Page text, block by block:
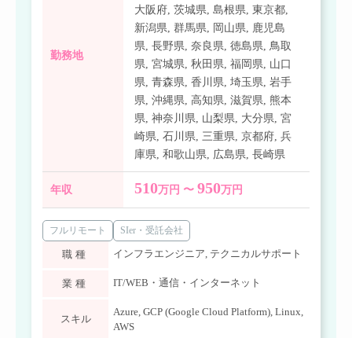
勤務地
大阪府,茨城県,島根県,東京都,
新潟県,群馬県, 岡山県, 鹿児島
県,長野県,奈良県,徳島県,鳥取
県,宮城県,秋田県,福岡県, 山口
県,青森県,香川県,埼玉県,岩手
県,沖縄県, 高知県,滋賀県,熊本
県,神奈川県, 山梨県, 大分県,宮
崎県,石川県,三重県,京都府,兵
庫県,和歌山県, 広島県,長崎県
年収 510万円 〜950万円
フルリモート SIer・受託会社
職種 インフラエンジニア, テクニカルサポート
業種 IT/WEB・通信・インターネット
スキル
Azure, GCP (Google Cloud Platform), Linux,
AWS